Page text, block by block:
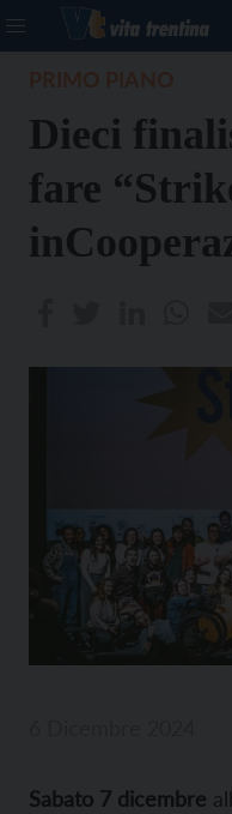
Dieci
fare
Sabato 7 dicembre